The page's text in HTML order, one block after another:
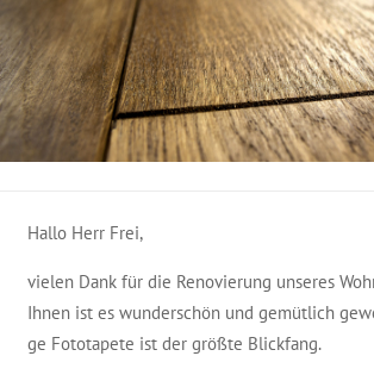
Hal­lo Herr Frei,
vie­len Dank für die Reno­vie­rung unse­res
Ihnen ist es wun­der­schön und gemüt­lich
ge Foto­ta­pe­te ist der größ­te Blickfang.